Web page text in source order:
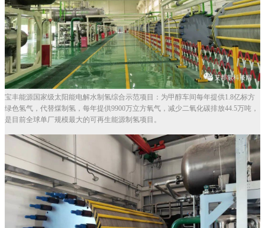
宝丰能源国家级太阳能电解水制氢综合示范项目：为甲醇车间每年提供1.8亿标方
绿色氢气，代替煤制氢，每年提供9900万立方氧气，减少二氧化碳排放44.5万吨，
是目前全球单厂规模最大的可再生能源制氢项目。